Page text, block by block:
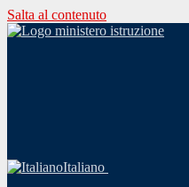
Salta al contenuto
Italiano